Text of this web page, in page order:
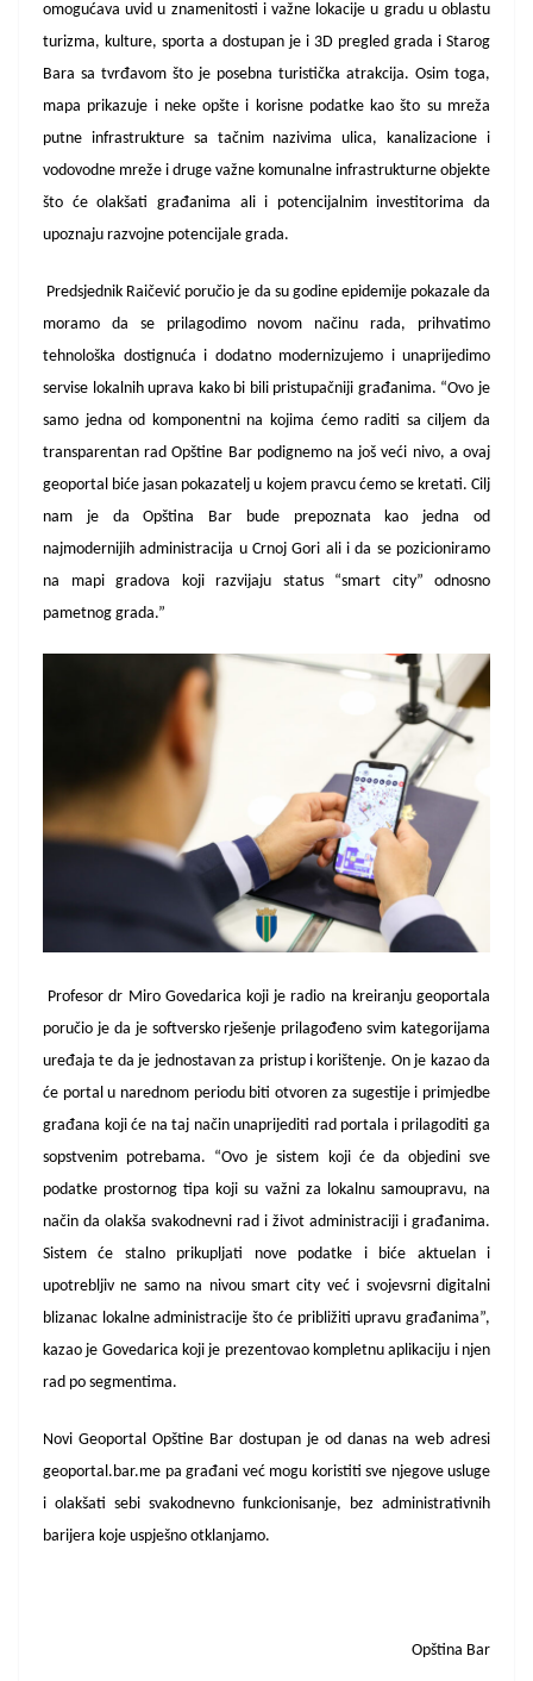
omogućava uvid u znamenitosti i važne lokacije u gradu u oblastu
turizma, kulture, sporta a dostupan je i 3D pregled grada i Starog
Bara sa tvrđavom što je posebna turistička atrakcija. Osim toga,
mapa prikazuje i neke opšte i korisne podatke kao što su mreža
putne infrastrukture sa tačnim nazivima ulica, kanalizacione i
vodovodne mreže i druge važne komunalne infrastrukturne objekte
što će olakšati građanima ali i potencijalnim investitorima da
upoznaju razvojne potencijale grada.
Predsjednik Raičević poručio je da su godine epidemije pokazale da
moramo da se prilagodimo novom načinu rada, prihvatimo
tehnološka dostignuća i dodatno modernizujemo i unaprijedimo
servise lokalnih uprava kako bi bili pristupačniji građanima. “Ovo je
samo jedna od komponentni na kojima ćemo raditi sa ciljem da
transparentan rad Opštine Bar podignemo na još veći nivo, a ovaj
geoportal biće jasan pokazatelj u kojem pravcu ćemo se kretati. Cilj
nam je da Opština Bar bude prepoznata kao jedna od
najmodernijih administracija u Crnoj Gori ali i da se pozicioniramo
na mapi gradova koji razvijaju status “smart city” odnosno
pametnog grada.”
Profesor dr Miro Govedarica koji je radio na kreiranju geoportala
poručio je da je softversko rješenje prilagođeno svim kategorijama
uređaja te da je jednostavan za pristup i korištenje. On je kazao da
će portal u narednom periodu biti otvoren za sugestije i primjedbe
građana koji će na taj način unaprijediti rad portala i prilagoditi ga
sopstvenim potrebama. “Ovo je sistem koji će da objedini sve
podatke prostornog tipa koji su važni za lokalnu samoupravu, na
način da olakša svakodnevni rad i život administraciji i građanima.
Sistem će stalno prikupljati nove podatke i biće aktuelan i
upotrebljiv ne samo na nivou smart city već i svojevsrni digitalni
blizanac lokalne administracije što će približiti upravu građanima”,
kazao je Govedarica koji je prezentovao kompletnu aplikaciju i njen
rad po segmentima.
Novi Geoportal Opštine Bar dostupan je od danas na web adresi
geoportal.bar.me pa građani već mogu koristiti sve njegove usluge
i olakšati sebi svakodnevno funkcionisanje, bez administrativnih
barijera koje uspješno otklanjamo.
Opština Bar